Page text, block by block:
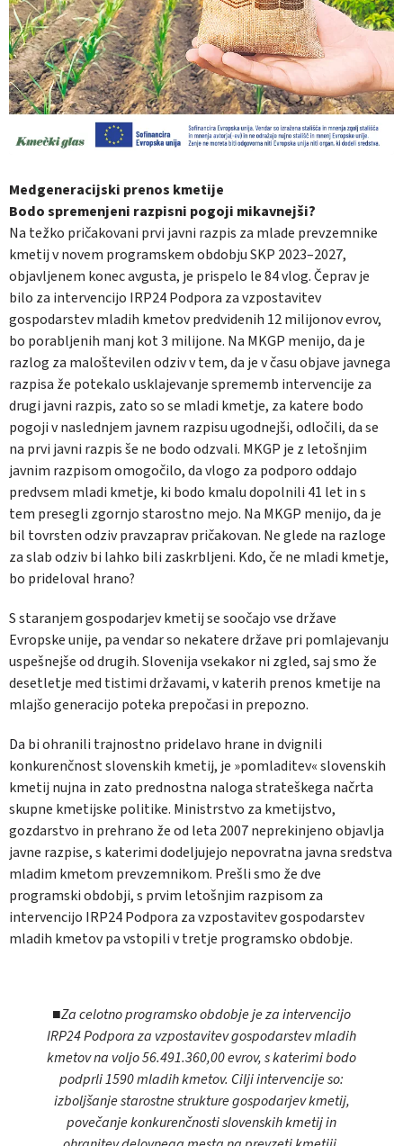
Medgeneracijski prenos kmetije
Bodo spremenjeni razpisni pogoji mikavnejši?
Na težko pričakovani prvi javni razpis za mlade prevzemnike
kmetij v novem programskem obdobju SKP 2023–2027,
objavljenem konec avgusta, je prispelo le 84 vlog. Čeprav je
bilo za intervencijo IRP24 Podpora za vzpostavitev
gospodarstev mladih kmetov predvidenih 12 milijonov evrov,
bo porabljenih manj kot 3 milijone. Na MKGP menijo, da je
razlog za maloštevilen odziv v tem, da je v času objave javnega
razpisa že potekalo usklajevanje sprememb intervencije za
drugi javni razpis, zato so se mladi kmetje, za katere bodo
pogoji v naslednjem javnem razpisu ugodnejši, odločili, da se
na prvi javni razpis še ne bodo odzvali. MKGP je z letošnjim
javnim razpisom omogočilo, da vlogo za podporo oddajo
predvsem mladi kmetje, ki bodo kmalu dopolnili 41 let in s
tem presegli zgornjo starostno mejo. Na MKGP menijo, da je
bil tovrsten odziv pravzaprav pričakovan. Ne glede na razloge
za slab odziv bi lahko bili zaskrbljeni. Kdo, če ne mladi kmetje,
bo prideloval hrano?
S staranjem gospodarjev kmetij se soočajo vse države
Evropske unije, pa vendar so nekatere države pri pomlajevanju
uspešnejše od drugih. Slovenija vsekakor ni zgled, saj smo že
desetletje med tistimi državami, v katerih prenos kmetije na
mlajšo generacijo poteka prepočasi in prepozno.
Da bi ohranili trajnostno pridelavo hrane in dvignili
konkurenčnost slovenskih kmetij, je »pomladitev« slovenskih
kmetij nujna in zato prednostna naloga strateškega načrta
skupne kmetijske politike. Ministrstvo za kmetijstvo,
gozdarstvo in prehrano že od leta 2007 neprekinjeno objavlja
javne razpise, s katerimi dodeljujejo nepovratna javna sredstva
mladim kmetom prevzemnikom. Prešli smo že dve
programski obdobji, s prvim letošnjim razpisom za
intervencijo IRP24 Podpora za vzpostavitev gospodarstev
mladih kmetov pa vstopili v tretje programsko obdobje.
■Za celotno programsko obdobje je za intervencijo
IRP24 Podpora za vzpostavitev gospodarstev mladih
kmetov na voljo 56.491.360,00 evrov, s katerimi bodo
podprli 1590 mladih kmetov. Cilji intervencije so:
izboljšanje starostne strukture gospodarjev kmetij,
povečanje konkurenčnosti slovenskih kmetij in